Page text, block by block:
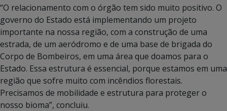
“O relacionamento com o órgão tem sido muito positivo. O
governo do Estado está implementando um projeto
importante na nossa região, com a construção de uma
estrada, de um aeródromo e de uma base de brigada do
Corpo de Bombeiros, em uma área que doamos para o
Estado. Essa estrutura é essencial, porque estamos em uma
região que sofre muito com incêndios florestais.
Precisamos de mobilidade e estrutura para proteger o
nosso bioma”, concluiu.